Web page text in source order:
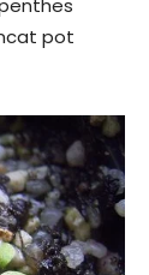
pot